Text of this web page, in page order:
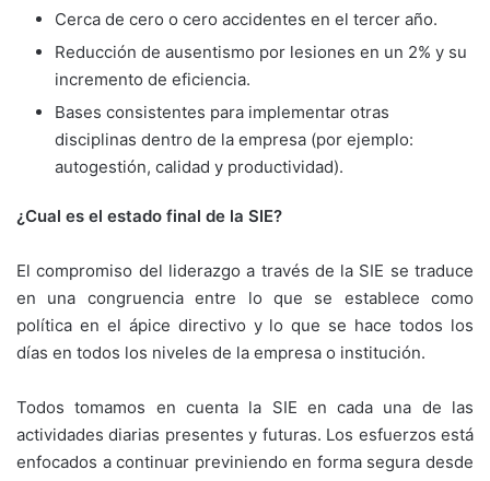
Cerca de cero o cero accidentes en el tercer año.
Reducción de ausentismo por lesiones en un 2% y su
incremento de eficiencia.
Bases consistentes para implementar otras
disciplinas dentro de la empresa (por ejemplo:
autogestión, calidad y productividad).
¿Cual es el estado final de la SIE?
El compromiso del liderazgo a través de la SIE se traduce
en una congruencia entre lo que se establece como
política en el ápice directivo y lo que se hace todos los
días en todos los niveles de la empresa o institución.
Todos tomamos en cuenta la SIE en cada una de las
actividades diarias presentes y futuras. Los esfuerzos está
enfocados a continuar previniendo en forma segura desde